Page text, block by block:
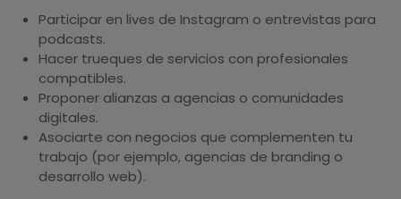
Participar en lives de Instagram o entrevistas para
podcasts.
Hacer trueques de servicios con profesionales
compatibles.
Proponer alianzas a agencias o comunidades
digitales.
Asociarte con negocios que complementen tu
trabajo (por ejemplo, agencias de branding o
desarrollo web).